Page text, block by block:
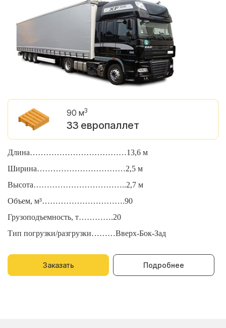
90 м3
33 европаллет
Длина………………………………13,6 м
Ширина……………………………2,5 м
Высота……………………………..2,7 м
Объем, м³………………………….90
Грузоподъемность, т………….20
Тип погрузки/разгрузки………Вверх-Бок-Зад
Заказать Подробнее